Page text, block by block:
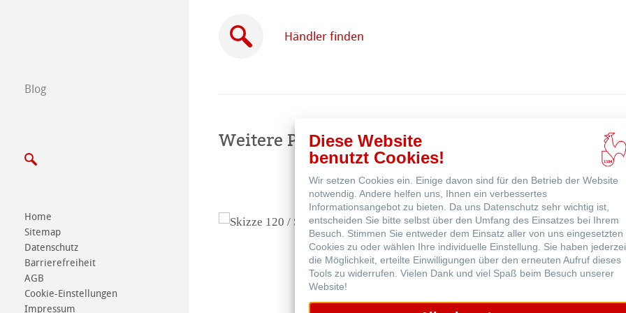
Händler in Ihrer Nähe
Schreiben Sie uns
Messen & Termine
Blog
Home
Sitemap
Datenschutz
Barrierefreiheit
AGB
Cookie-Einstellungen
Impressum
Händler finden
Weitere ProdukteDiese Website
benutzt Cookies!
Wir setzen Cookies ein. Einige davon sind für den Betrieb der Website
notwendig. Andere helfen uns, Ihnen ein verbessertes
Informationsangebot zu bieten. Da uns Datenschutz sehr wichtig ist,
entscheiden Sie bitte selbst über den Umfang des Einsatzes bei Ihrem
Besuch. Stimmen Sie entweder dem Einsatz aller von uns eingesetzten
Cookies zu oder wählen Ihre individuelle Einstellung. Sie haben
die Möglichkeit, erteilte Einwilligungen über den erneuten Aufruf dieses
Tools zu widerrufen. Vielen Dank und viel Spaß beim Besuch unserer
Website!